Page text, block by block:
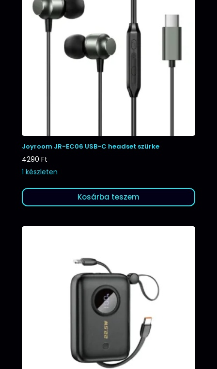
Joyroom JR-EC06 USB-C headset szürke
4290 Ft
1 készleten
Kosárba teszem